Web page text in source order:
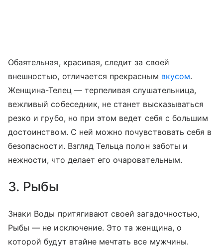
Обаятельная, красивая, следит за своей
внешностью, отличается прекрасным вкусом.
Женщина-Телец — терпеливая слушательница,
вежливый собеседник, не станет высказываться
резко и грубо, но при этом ведет себя с большим
достоинством. С ней можно почувствовать себя в
безопасности. Взгляд Тельца полон заботы и
нежности, что делает его очаровательным.
3. Рыбы
Знаки Воды притягивают своей загадочностью,
Рыбы — не исключение. Это та женщина, о
которой будут втайне мечтать все мужчины.